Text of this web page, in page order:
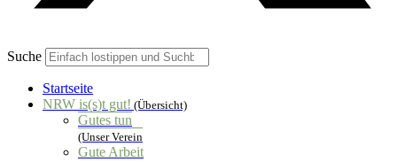
Suche
Startseite
NRW is(s)t gut! (Übersicht)
Gutes tun
(Unser Verein
Gute Arbeit